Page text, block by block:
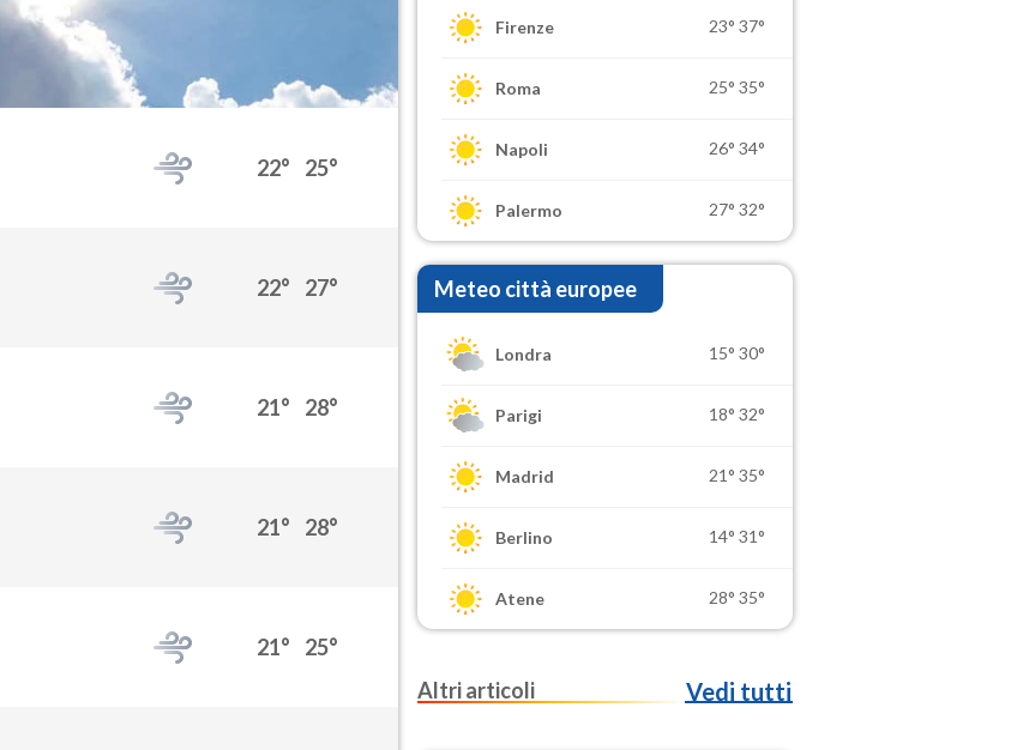
22° 25°
22° 27°
21° 28°
21° 28°
21° 25°
Firenze 23° 37°
Roma 25° 35°
Napoli 26° 34°
Palermo 27° 32°
Meteo città europee
Londra 15° 30°
Parigi 18° 32°
Madrid 21° 35°
Berlino 14° 31°
Atene 28° 35°
Altri articoli Vedi tutti